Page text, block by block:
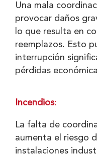
Una mala
provocar daños
lo que resulta en
reemplazos. Esto
interrupción
pérdidas
Incendios:
La falta de
aumenta el riesgo
instalaciones